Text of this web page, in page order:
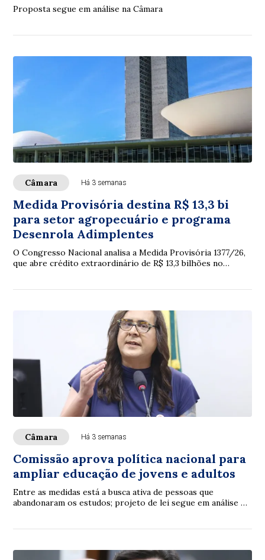
Proposta segue em análise na Câmara
Câmara Há 3 semanas
Medida Provisória destina R$ 13,3 bi
para setor agropecuário e programa
Desenrola Adimplentes
O Congresso Nacional analisa a Medida Provisória 1377/26,
que abre crédito extraordinário de R$ 13,3 bilhões no
Câmara Há 3 semanas
Comissão aprova política nacional para
ampliar educação de jovens e adultos
Entre as medidas está a busca ativa de pessoas que
abandonaram os estudos; projeto de lei segue em análise na